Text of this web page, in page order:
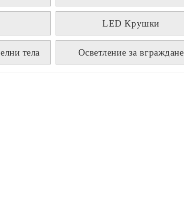
LED Крушки
тела Осветление за вграждане